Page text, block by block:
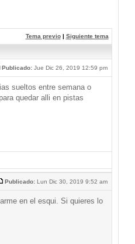
Tema previo| Siguiente tema
Publicado:Jue Dic 26, 2019 12:59 pm
sueltos entre semana o
quedar alli en pistas
Publicado:Lun Dic 30, 2019 9:52 am
en el esqui. Si quieres lo